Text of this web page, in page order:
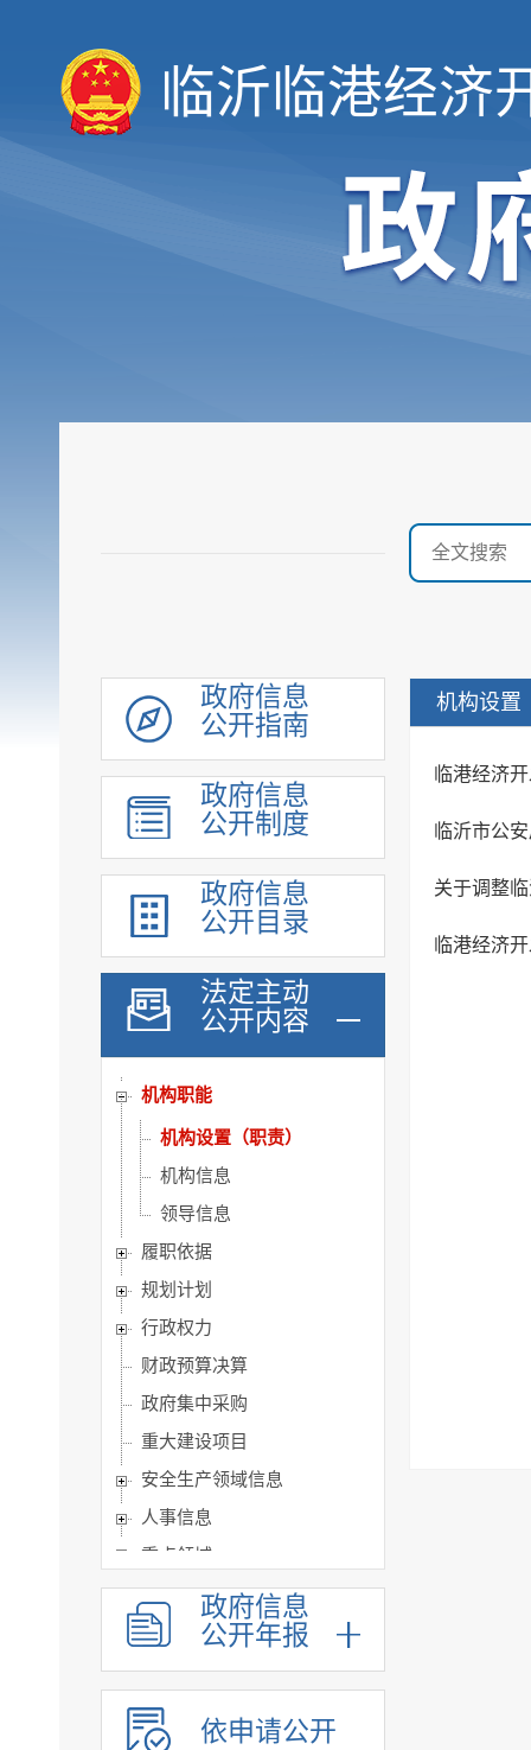
临沂临港经济
政府信息
公开指南
政府信息
公开制度
政府信息
公开目录
法定主动
公开内容
机构职能
机构设置（职责）
机构信息
领导信息
履职依据
规划计划
行政权力
财政预算决算
政府集中采购
重大建设项目
安全生产领域信息
人事信息
重点领域
政府信息
公开年报
依申请公开
机构设置
临港经济
临沂市公
关于调整
临港经济